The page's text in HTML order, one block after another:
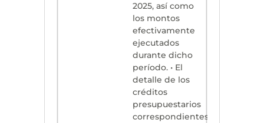
2025, así como
los montos
efectivamente
ejecutados
durante dicho
período. • El
detalle de los
créditos
presupuestarios
correspondientes